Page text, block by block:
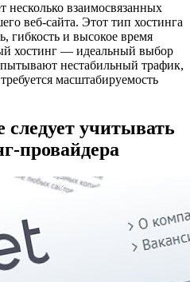
несколько взаимосвязанных
веб-сайта. Этот тип хостинга
гибкость и высокое время
хостинг — идеальный выбор
нестабильный трафик,
масштабируемость
учитывать
провайдера